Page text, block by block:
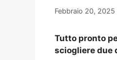
Febbraio 20, 2025
Tutto pronto
sciogliere due